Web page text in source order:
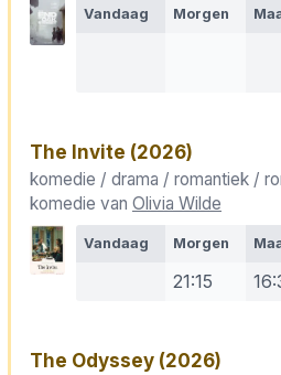
Vandaag Morgen
The Invite (2026)
komedie / drama / romantiek /
komedie van Olivia Wilde
Vandaag Morgen
21:15
The Odyssey (2026)